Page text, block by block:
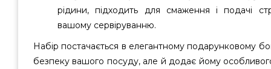
рідини, підходить для смаження і подачі
вашому сервіруванню.
Набір постачається в елегантному подарунковому
безпеку вашого посуду, але й додає йому